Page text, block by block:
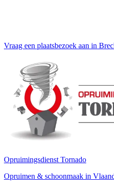
Vraag een plaatsbezoek aan in
Opruimingsdienst Tornado
Opruimen & schoonmaak in